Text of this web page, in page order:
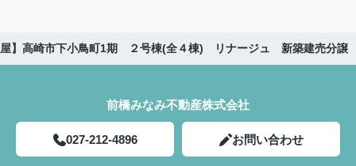
屋】高崎市下小鳥町1期 ２号棟(全４棟) リナージュ 新築建売分譲
前橋みなみ不動産株式会社
027-212-4896 お問い合わせ